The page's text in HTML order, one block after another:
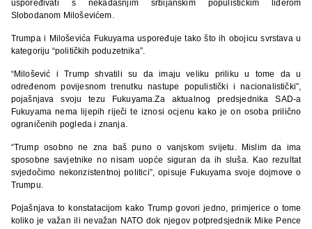
uspoređivati s nekadašnjim srbijanskim populističkim liderom
Slobodanom Miloševićem.
Trumpa i Miloševića Fukuyama uspoređuje tako što ih obojicu svrstava u
kategoriju “političkih poduzetnika”.
“Milošević i Trump shvatili su da imaju veliku priliku u tome da u
određenom povijesnom trenutku nastupe populistički i nacionalistički”,
pojašnjava svoju tezu Fukuyama.Za aktualnog predsjednika SAD-a
Fukuyama nema lijepih riječi te iznosi ocjenu kako je on osoba prilično
ograničenih pogleda i znanja.
“Trump osobno ne zna baš puno o vanjskom svijetu. Mislim da ima
sposobne savjetnike no nisam uopće siguran da ih sluša. Kao rezultat
svjedočimo nekonzistentnoj politici”, opisuje Fukuyama svoje dojmove o
Trumpu.
Pojašnjava to konstatacijom kako Trump govori jedno, primjerice o tome
koliko je važan ili nevažan NATO dok njegov potpredsjednik Mike Pence